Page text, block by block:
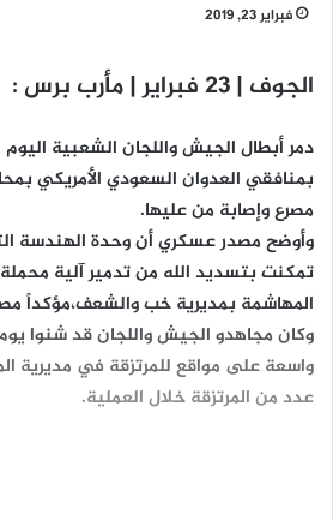
فبراير 23, 2019
الجوف | 23 فبراير | مأرب برس :
دمر أبطال الجيش واللجان الشعبية
بمنافقي العدوان السعودي الأمريكي
مصرع وإصابة من عليها.
وأوضح مصدر عسكري أن وحدة الهندسة
تمكنت بتسديد الله من تدمير آلية
المهاشمة بمديرية خب والشعف،مؤكداً
وكان مجاهدو الجيش واللجان قد شنوا
واسعة على مواقع للمرتزقة في مديرية
عدد من المرتزقة خلال العملية.